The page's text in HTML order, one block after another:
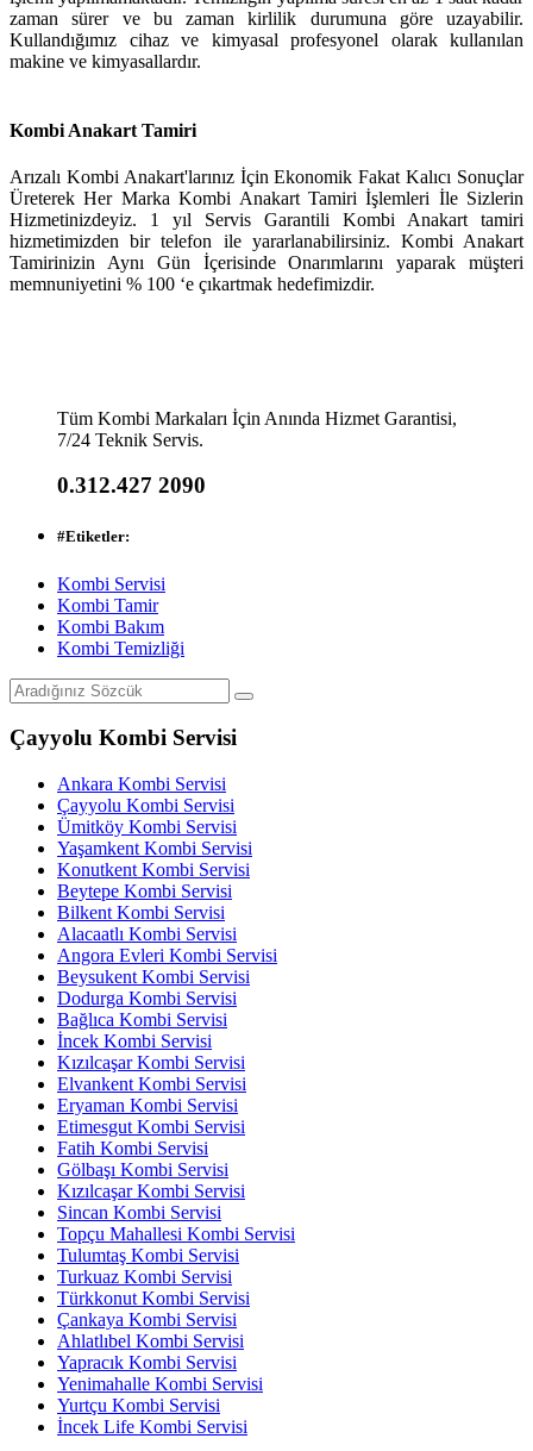
zaman sürer ve bu zaman kirlilik durumuna göre uzayabilir.
Kullandığımız cihaz ve kimyasal profesyonel olarak kullanılan
makine ve kimyasallardır.
Kombi Anakart Tamiri
Arızalı Kombi Anakart'larınız İçin Ekonomik Fakat Kalıcı Sonuçlar
Üreterek Her Marka Kombi Anakart Tamiri İşlemleri İle Sizlerin
Hizmetinizdeyiz. 1 yıl Servis Garantili Kombi Anakart tamiri
hizmetimizden bir telefon ile yararlanabilirsiniz. Kombi Anakart
Tamirinizin Aynı Gün İçerisinde Onarımlarını yaparak müşteri
memnuniyetini % 100 ‘e çıkartmak hedefimizdir.
Tüm Kombi Markaları İçin Anında Hizmet Garantisi,
7/24 Teknik Servis.
0.312.427 2090
#Etiketler:
Kombi Servisi
Kombi Tamir
Kombi Bakım
Kombi Temizliği
Çayyolu Kombi Servisi
Ankara Kombi Servisi
Çayyolu Kombi Servisi
Ümitköy Kombi Servisi
Yaşamkent Kombi Servisi
Konutkent Kombi Servisi
Beytepe Kombi Servisi
Bilkent Kombi Servisi
Alacaatlı Kombi Servisi
Angora Evleri Kombi Servisi
Beysukent Kombi Servisi
Dodurga Kombi Servisi
Bağlıca Kombi Servisi
İncek Kombi Servisi
Kızılcaşar Kombi Servisi
Elvankent Kombi Servisi
Eryaman Kombi Servisi
Etimesgut Kombi Servisi
Fatih Kombi Servisi
Gölbaşı Kombi Servisi
Kızılcaşar Kombi Servisi
Sincan Kombi Servisi
Topçu Mahallesi Kombi Servisi
Tulumtaş Kombi Servisi
Turkuaz Kombi Servisi
Türkkonut Kombi Servisi
Çankaya Kombi Servisi
Ahlatlıbel Kombi Servisi
Yapracık Kombi Servisi
Yenimahalle Kombi Servisi
Yurtçu Kombi Servisi
İncek Life Kombi Servisi